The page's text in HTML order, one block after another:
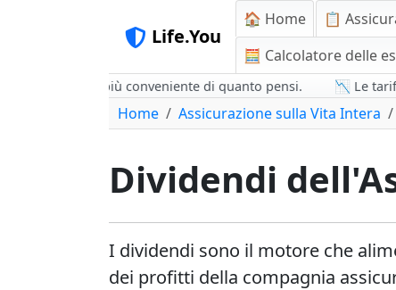
Life.You
🏠 Home 📋
🧮 Calcolatore delle
è più conveniente di quanto pensi. 📉 Le tariffe
Home Assicurazione sulla Vita Intera
Dividendi
I dividendi sono il motore che
dei profitti della compagnia